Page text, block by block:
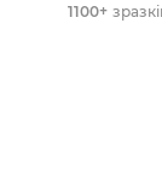
1100+